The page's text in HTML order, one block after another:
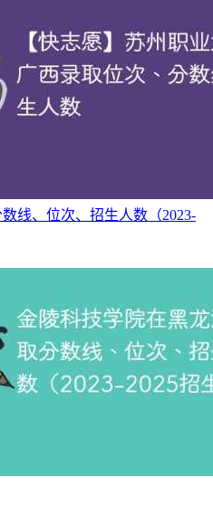
线、位次、招生人数（2023-